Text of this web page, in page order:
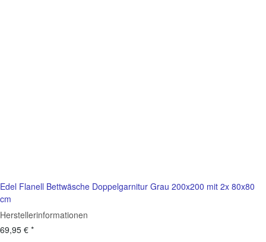
Edel Flanell Bettwäsche Doppelgarnitur Grau 200x200 mit 2x 80x80
cm
Herstellerinformationen
69,95 € *